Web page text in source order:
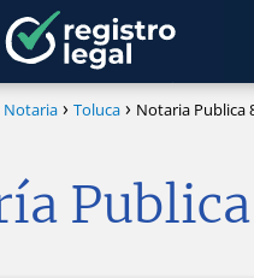
Notaria Toluca Notaria Publica